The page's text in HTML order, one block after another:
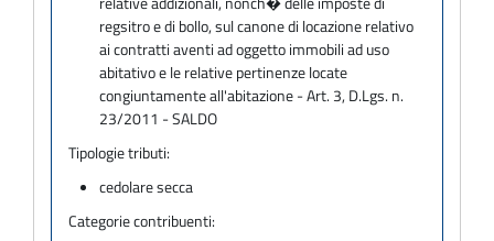
regsitro e di bollo, sul canone di locazione relativo
ai contratti aventi ad oggetto immobili ad uso
abitativo e le relative pertinenze locate
congiuntamente all'abitazione - Art. 3, D.Lgs. n.
23/2011 - SALDO
Tipologie tributi:
cedolare secca
Categorie contribuenti: